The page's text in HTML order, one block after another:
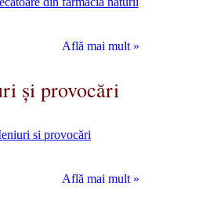
Află mai mult »
și provocări
Află mai mult »